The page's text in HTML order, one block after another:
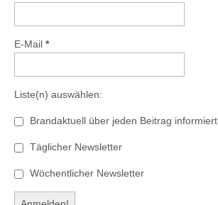
E-Mail *
Liste(n) auswählen:
Brandaktuell über jeden Beitrag informiert
Täglicher Newsletter
Wöchentlicher Newsletter